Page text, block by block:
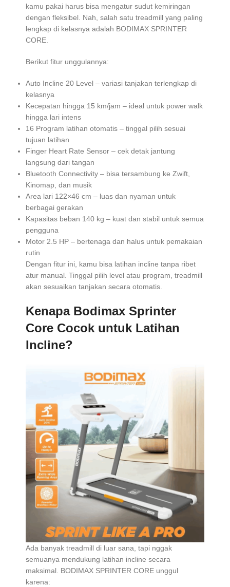
kamu pakai harus bisa mengatur sudut kemiringan
dengan fleksibel. Nah, salah satu treadmill yang paling
lengkap di kelasnya adalah BODIMAX SPRINTER
CORE.
Berikut fitur unggulannya:
Auto Incline 20 Level – variasi tanjakan terlengkap di
kelasnya
Kecepatan hingga 15 km/jam – ideal untuk power walk
hingga lari intens
16 Program latihan otomatis – tinggal pilih sesuai
tujuan latihan
Finger Heart Rate Sensor – cek detak jantung
langsung dari tangan
Bluetooth Connectivity – bisa tersambung ke Zwift,
Kinomap, dan musik
Area lari 122×46 cm – luas dan nyaman untuk
berbagai gerakan
Kapasitas beban 140 kg – kuat dan stabil untuk semua
pengguna
Motor 2.5 HP – bertenaga dan halus untuk pemakaian
rutin
Dengan fitur ini, kamu bisa latihan incline tanpa ribet
atur manual. Tinggal pilih level atau program, treadmill
akan sesuaikan tanjakan secara otomatis.
Kenapa Bodimax Sprinter
Core Cocok untuk Latihan
Incline?
Ada banyak treadmill di luar sana, tapi nggak
semuanya mendukung latihan incline secara
maksimal. BODIMAX SPRINTER CORE unggul
karena: